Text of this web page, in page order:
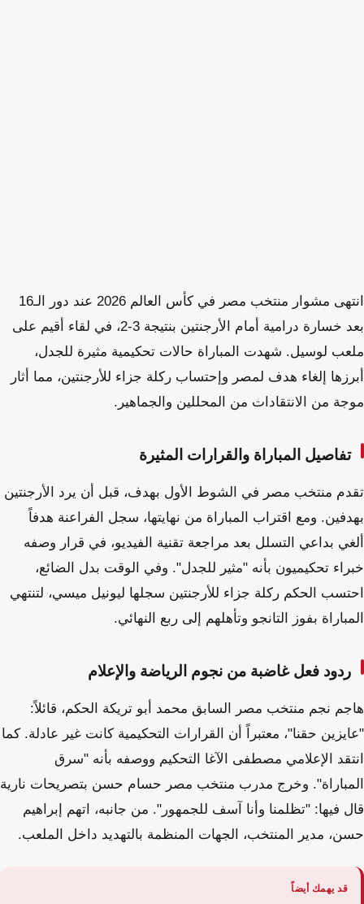
انتهى مشوار منتخب مصر في كأس العالم 2026 عند دور الـ16
بعد خسارة درامية أمام الأرجنتين بنتيجة 3-2، في لقاء أقيم على
ملعب لوسيل. شهدت المباراة حالات تحكيمية مثيرة للجدل،
أبرزها إلغاء هدف لمصر وإحتساب ركلة جزاء للأرجنتين، مما أثار
موجة من الانتقادات من المحللين والجماهير.
تفاصيل المباراة والقرارات المثيرة
تقدم منتخب مصر في الشوط الأول بهدف، قبل أن يرد الأرجنتين
بهدفين. ومع اقتراب المباراة من نهايتها، سجل الفراعنة هدفاً
ألغي بداعي التسلل بعد مراجعة تقنية الفيديو، في قرار وصفه
خبراء تحكيميون بأنه "مثير للجدل". وفي الوقت بدل الضائع،
احتسب الحكم ركلة جزاء للأرجنتين سجلها ليونيل ميسي، لتنتهي
المباراة بفوز التانجو وتأهلهم إلى ربع النهائي.
ردود فعل غاضبة من نجوم الرياضة والإعلام
هاجم نجم منتخب مصر السابق محمد أبو تريكة الحكم، قائلاً:
"عايزين حقنا"، معتبراً أن القرارات التحكيمية كانت غير عادلة. كما
انتقد الإعلامي مصطفى الآغا التحكيم ووصفه بأنه "سرق
المباراة". وخرج مدرب منتخب مصر حسام حسن بتصريحات نارية
قال فيها: "تظلمنا وأنا آسف للجمهور". من جانبه، اتهم إبراهيم
حسن، مدير المنتخب، الجهات المنظمة بالتهديد داخل الملعب.
قد يهمك أيضاً